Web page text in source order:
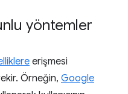
yöntemler
erişmesi
Örneğin, Google